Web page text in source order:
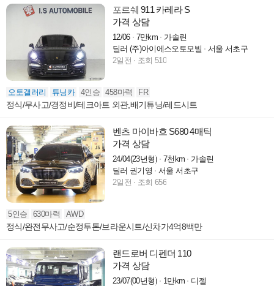
포르쉐 911 카레라 S
가격 상담
12/06 7만km
가솔린
딜러 (주)아이에스오토모빌
서울 서초구
2일전
조회 510
오토갤러리 튜닝카 4인승 458마력 FR
정식/무사고/경정비/테크아트 외관,배기튜닝/레드시트
벤츠 마이바흐 S680 4매틱
가격 상담
24/04(23년형) 7천km
가솔린
딜러 권기영
서울 서초구
2일전
조회 656
5인승 630마력 AWD
정식/완전무사고/순정투톤/브라운시트/신차가4억8백만
랜드로버 디펜더 110
가격 상담
23/07(00년형) 1만km
디젤